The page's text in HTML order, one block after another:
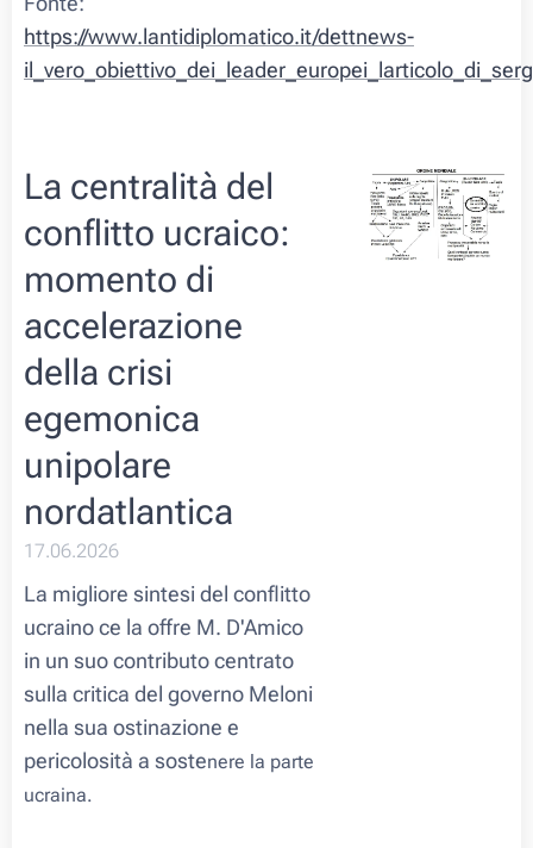
https://www.lantidiplomatico.it/dettnews-
La centralità del
conflitto ucraico:
momento di
accelerazione
della crisi
egemonica
unipolare
nordatlantica
17.06.2026
La migliore sintesi del conflitto
ucraino ce la offre M. D'Amico
in un suo contributo centrato
sulla critica del governo Meloni
nella sua ostinazione e
pericolosità a sostenere la parte
ucraina.